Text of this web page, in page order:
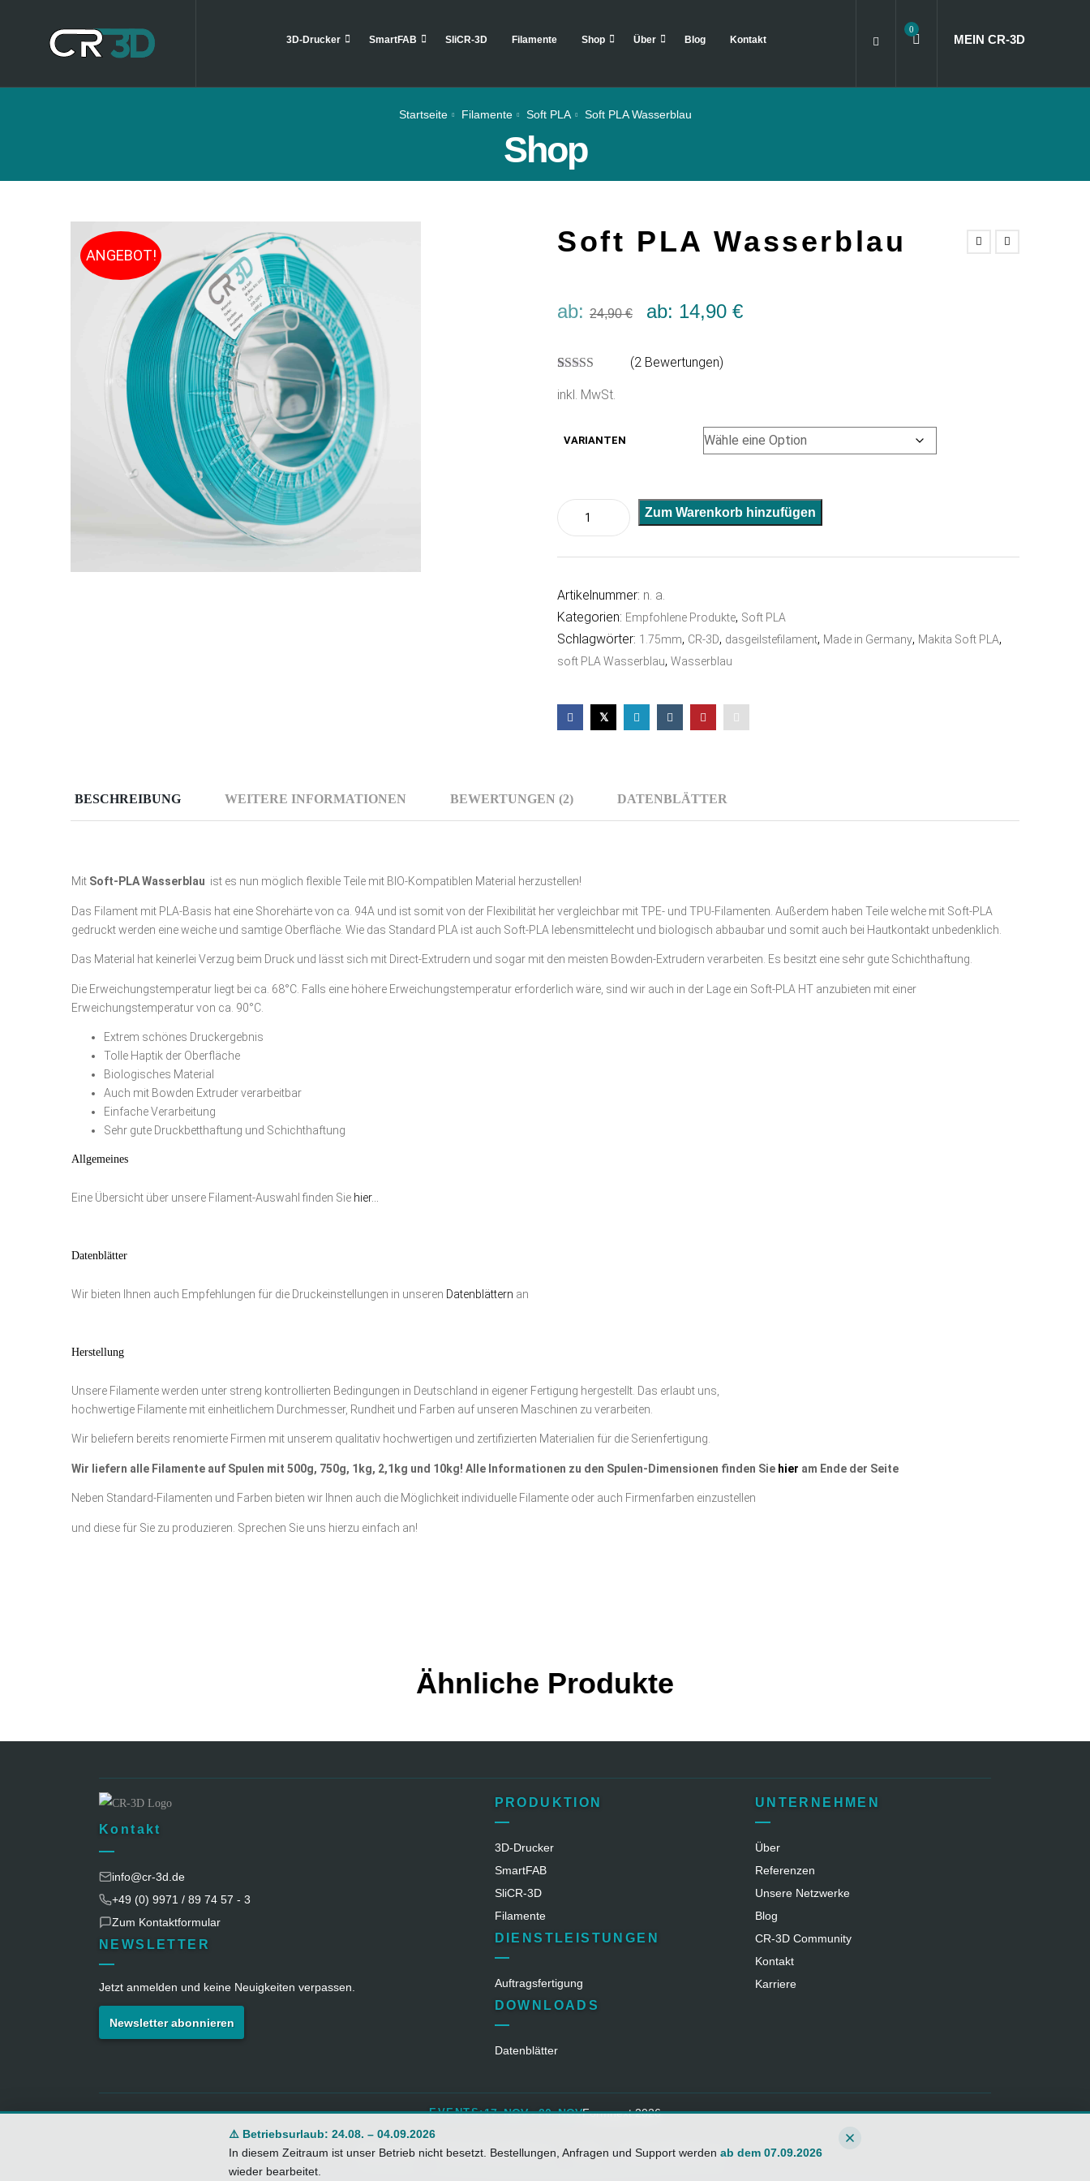
3D-Drucker SmartFAB SliCR-3D Filamente Shop Über Blog Kontakt
0
MEIN CR‑3D
Startseite Filamente Soft PLA Soft PLA Wasserblau
Shop
ANGEBOT! Soft PLA Wasserblau
ab: 24,90€ ab: 14,90 €
5.00
von 5,
rtungen
(2 Bewertungen)
inkl. MwSt.
VARIANTEN
Soft
Zum Warenkorb hinzufügen
t
a
Artikelnummer: n. a.
Kategorien: Empfohlene Produkte, Soft PLA
Schlagwörter: 1.75mm, CR-3D, dasgeilstefilament, Made in Germany, Makita Soft PLA,
soft PLA Wasserblau, Wasserblau
BESCHREIBUNG WEITERE INFORMATIONEN BEWERTUNGEN (2) DATENBLÄTTER
Mit Soft-PLAWasserblau ist es nun möglich flexible Teile mit BIO-Kompatiblen Material herzustellen!
Das Filament mit PLA-Basis hat eine Shorehärte von ca. 94A und ist somit von der Flexibilität her vergleichbar mit TPE- und TPU-Filamenten. Außerdem haben Teile welche mit Soft-PLA
gedruckt werden eine weiche und samtige Oberfläche. Wie das Standard PLA ist auch Soft-PLA lebensmittelecht und biologisch abbaubar und somit auch bei Hautkontakt unbedenklich.
Das Material hat keinerlei Verzug beim Druck und lässt sich mit Direct-Extrudern und sogar mit den meisten Bowden-Extrudern verarbeiten. Es besitzt eine sehr gute Schichthaftung.
Die Erweichungstemperatur liegt bei ca. 68°C. Falls eine höhere Erweichungstemperatur erforderlich wäre, sind wir auch in der Lage ein Soft-PLA HT anzubieten mit einer
Erweichungstemperatur von ca. 90°C.
Extrem schönes Druckergebnis
Tolle Haptik der Oberfläche
Biologisches Material
Auch mit Bowden Extruder verarbeitbar
Einfache Verarbeitung
Sehr gute Druckbetthaftung und Schichthaftung
Allgemeines
Eine Übersicht über unsere Filament-Auswahl finden Sie hier…
Datenblätter
Wir bieten Ihnen auch Empfehlungen für die Druckeinstellungen in unseren Datenblättern an
Herstellung
Unsere Filamente werden unter streng kontrollierten Bedingungen in Deutschland in eigener Fertigung hergestellt. Das erlaubt uns,
hochwertige Filamente mit einheitlichem Durchmesser, Rundheit und Farben auf unseren Maschinen zu verarbeiten.
Wir beliefern bereits renomierte Firmen mit unserem qualitativ hochwertigen und zertifizierten Materialien für die Serienfertigung.
Wir liefern alle Filamente auf Spulen mit 500g, 750g, 1kg, 2,1kg und 10kg! Alle Informationen zu den Spulen-Dimensionen finden Sie hier am Ende der Seite
Neben Standard-Filamenten und Farben bieten wir Ihnen auch die Möglichkeit individuelle Filamente oder auch Firmenfarben einzustellen
und diese für Sie zu produzieren. Sprechen Sie uns hierzu einfach an!
Ähnliche Produkte
Kontakt
info@cr-3d.de
+49 (0) 9971 / 89 74 57 - 3
Zum Kontaktformular
NEWSLETTER
Jetzt anmelden und keine Neuigkeiten verpassen.
Newsletter abonnieren
PRODUKTION
3D-Drucker
SmartFAB
SliCR‑3D
Filamente
DIENSTLEISTUNGEN
Auftragsfertigung
DOWNLOADS
Datenblätter
UNTERNEHMEN
Über
Referenzen
Unsere Netzwerke
Blog
CR‑3D Community
Kontakt
Karriere
EVENTS:17. NOV - 20. NOVFormnext 2026
Impressum Datenschutzerklärung AGB Widerrufsbelehrung
⚠️ Betriebsurlaub: 24.08. – 04.09.2026
In diesem Zeitraum ist unser Betrieb nicht besetzt. Bestellungen, Anfragen und Support werden ab dem 07.09.2026
wieder bearbeitet.